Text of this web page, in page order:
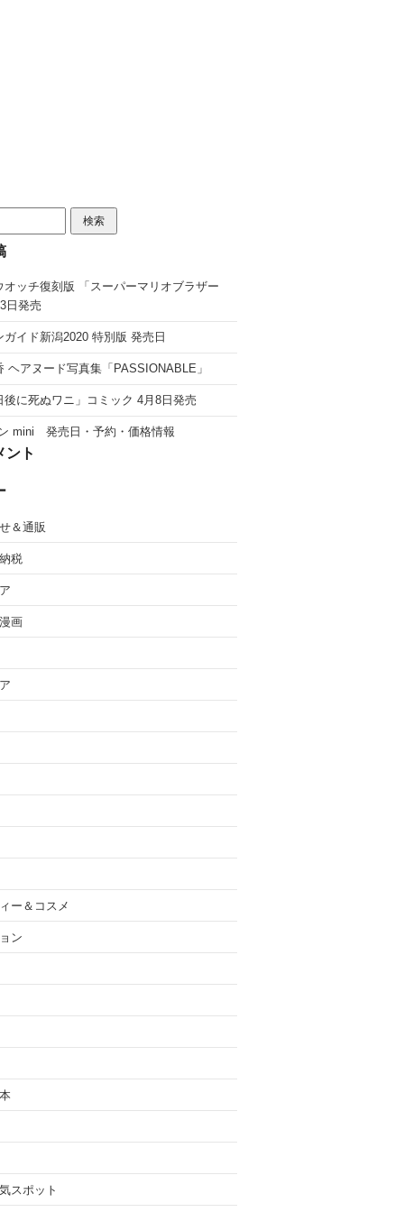
オッチ復刻版 「スーパーマリオブラザー
日発売
ガイド新潟2020 特別版 発売日
ヘアヌード写真集「PASSIONABLE」
後に死ぬワニ」コミック 4月8日発売
mini 発売日・予約・価格情報
ント
＆通販
税
画
ー＆コスメ
ン
スポット